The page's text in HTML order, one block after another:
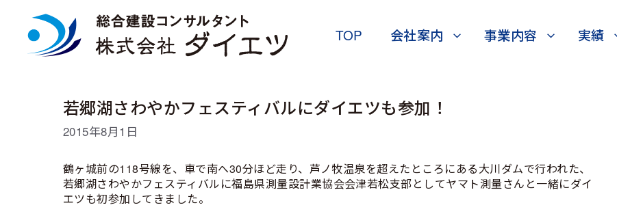
TOP 会社案内 事業内容 実績
若郷湖さわやかフェスティバルにダイエツも参加！
2015年8月1日
鶴ヶ城前の118号線を、車で南へ30分ほど走り、芦ノ牧温泉を超えたところにある大川ダムで行われた、
若郷湖さわやかフェスティバルに福島県測量設計業協会会津若松支部としてヤマト測量さんと一緒にダイ
エツも初参加してきました。